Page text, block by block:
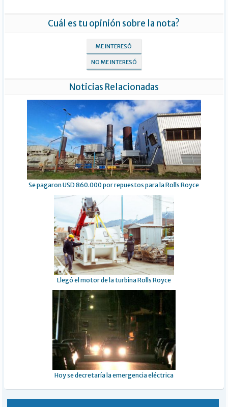
Cuál es tu opinión sobre la nota?
ME INTERESÓ
NO ME INTERESÓ
Noticias Relacionadas
Se pagaron USD 860.000 por repuestos para la Rolls Royce
Llegó el motor de la turbina Rolls Royce
Hoy se decretaría la emergencia eléctrica